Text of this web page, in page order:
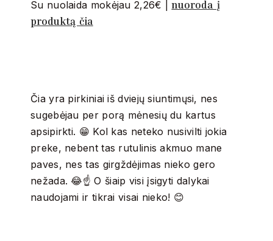
Su nuolaida mokėjau 2,26€ |nuoroda į
produktą čia
Čia yra pirkiniai iš dviejų siuntimųsi, nes
sugebėjau per porą mėnesių du kartus
apsipirkti. 😁 Kol kas neteko nusivilti jokia
preke, nebent tas rutulinis akmuo mane
paves, nes tas girgždėjimas nieko gero
nežada. 😂☝️ O šiaip visi įsigyti dalykai
naudojami ir tikrai visai nieko! 😊